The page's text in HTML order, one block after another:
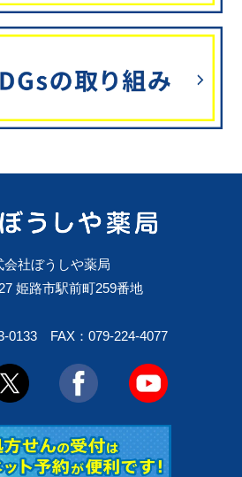
会社ぼうしや薬局
姫路市駅前町259番地
0133 FAX：079-224-4077